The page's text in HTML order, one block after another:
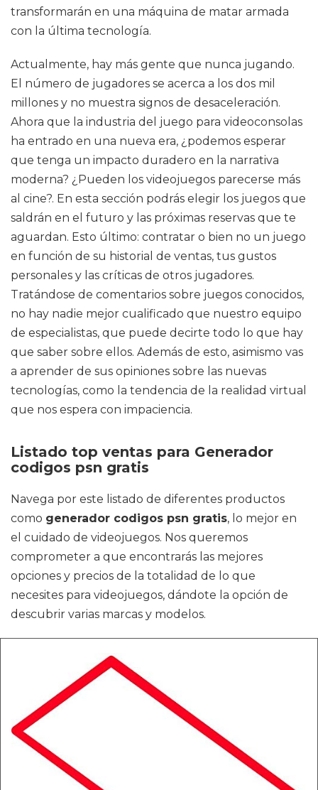
transformarán en una máquina de matar armada
con la última tecnología.
Actualmente, hay más gente que nunca jugando.
El número de jugadores se acerca a los dos mil
millones y no muestra signos de desaceleración.
Ahora que la industria del juego para videoconsolas
ha entrado en una nueva era, ¿podemos esperar
que tenga un impacto duradero en la narrativa
moderna? ¿Pueden los videojuegos parecerse más
al cine?. En esta sección podrás elegir los juegos que
saldrán en el futuro y las próximas reservas que te
aguardan. Esto último: contratar o bien no un juego
en función de su historial de ventas, tus gustos
personales y las críticas de otros jugadores.
Tratándose de comentarios sobre juegos conocidos,
no hay nadie mejor cualificado que nuestro equipo
de especialistas, que puede decirte todo lo que hay
que saber sobre ellos. Además de esto, asimismo vas
a aprender de sus opiniones sobre las nuevas
tecnologías, como la tendencia de la realidad virtual
que nos espera con impaciencia.
Listado top ventas para Generador
codigos psn gratis
Navega por este listado de diferentes productos
como generador codigos psn gratis, lo mejor en
el cuidado de videojuegos. Nos queremos
comprometer a que encontrarás las mejores
opciones y precios de la totalidad de lo que
necesites para videojuegos, dándote la opción de
descubrir varias marcas y modelos.